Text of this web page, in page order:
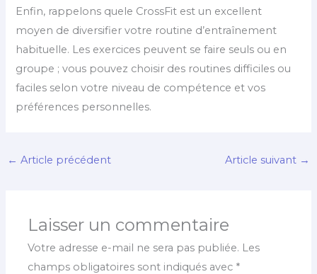
Enfin, rappelons quele CrossFit est un excellent
moyen de diversifier votre routine d’entraînement
habituelle. Les exercices peuvent se faire seuls ou en
groupe ; vous pouvez choisir des routines difficiles ou
faciles selon votre niveau de compétence et vos
préférences personnelles.
← Article précédent Article suivant →
Laisser un commentaire
Votre adresse e-mail ne sera pas publiée. Les
champs obligatoires sont indiqués avec *